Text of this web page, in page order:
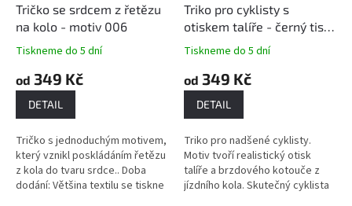
Tričko se srdcem z řetězu
na kolo - motiv 006
Tiskneme do 5 dní
od 349 Kč
DETAIL
Tričko s jednoduchým motivem,
který vznikl poskládáním řetězu
z kola do tvaru srdce.. Doba
dodání: Většina textilu se tiskne
Triko pro cyklisty s
otiskem talíře - černý tisk,
motiv 052
Tiskneme do 5 dní
od 349 Kč
DETAIL
Triko pro nadšené cyklisty.
Motiv tvoří realistický otisk
talíře a brzdového kotouče z
jízdního kola. Skutečný cyklista